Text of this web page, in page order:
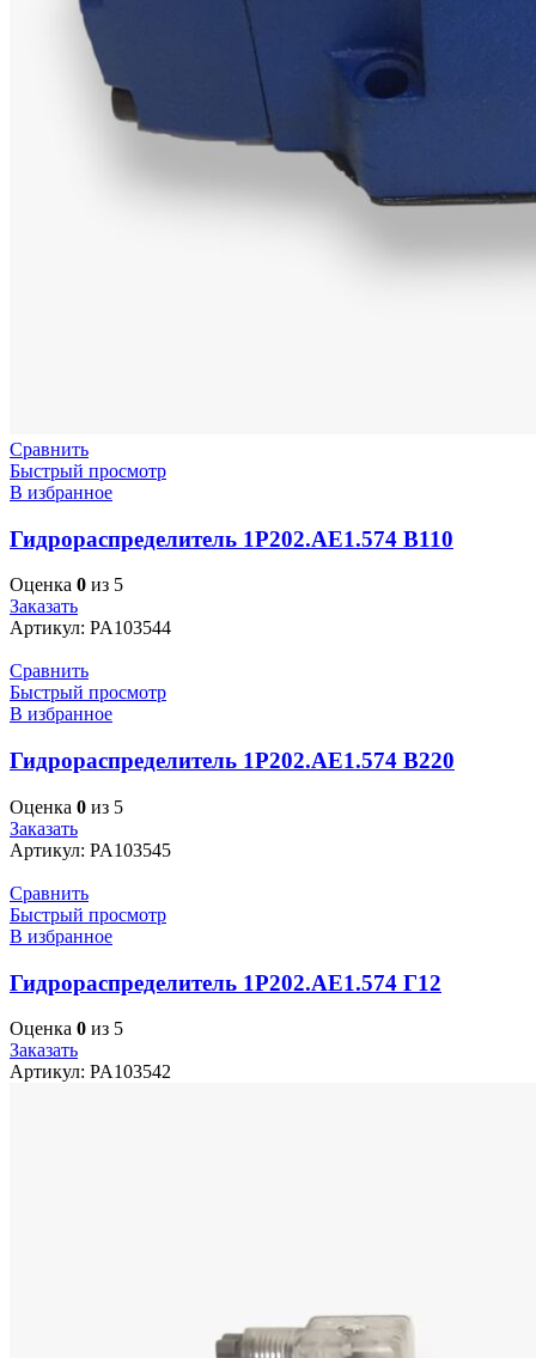
Сравнить
Быстрый просмотр
В избранное
Гидрораспределитель 1Р202.АЕ1.574 В110
Оценка 0 из 5
Заказать
Артикул: PA103544
Сравнить
Быстрый просмотр
В избранное
Гидрораспределитель 1Р202.АЕ1.574 В220
Оценка 0 из 5
Заказать
Артикул: PA103545
Сравнить
Быстрый просмотр
В избранное
Гидрораспределитель 1Р202.АЕ1.574 Г12
Оценка 0 из 5
Заказать
Артикул: PA103542